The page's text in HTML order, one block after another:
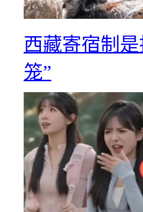
西藏寄宿制
笼”